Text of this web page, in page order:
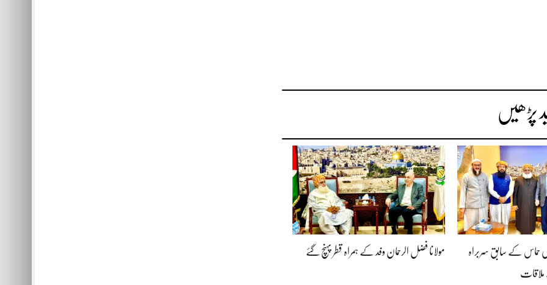
پڑھیں
کی حماس کے سابق سربراہ
ملاقات
مولانا فضل الرحمان وفد کے ہمراہ قطر پہنچ گئے